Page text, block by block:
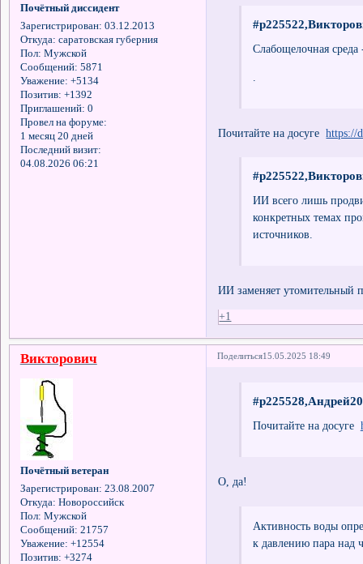
Почётный диссидент
Зарегистрирован: 03.12.2013
Откуда: саратовская губерния
Пол: Мужской
Сообщений: 5871
Уважение: +5134
Позитив: +1392
Приглашений: 0
Провел на форуме:
1 месяц 20 дней
Последний визит:
04.08.2026 06:21
Слабощелочная
Почитайте на досугеhttps://
ИИ всего лишь
конкретных темах
источников.
ИИ заменяет утомительный
+1
Поделиться15.05.2025 18:49
Викторович
Почётный ветеран
Зарегистрирован: 23.08.2007
Откуда: Новороссийск
Пол: Мужской
Сообщений: 21757
Уважение: +12554
Позитив: +3274
Почитайте на досуге
О, да!
Активность воды
к давлению пара над